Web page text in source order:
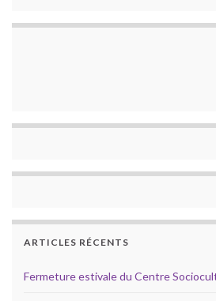
ARTICLES RÉCENTS
Fermeture estivale du Centre